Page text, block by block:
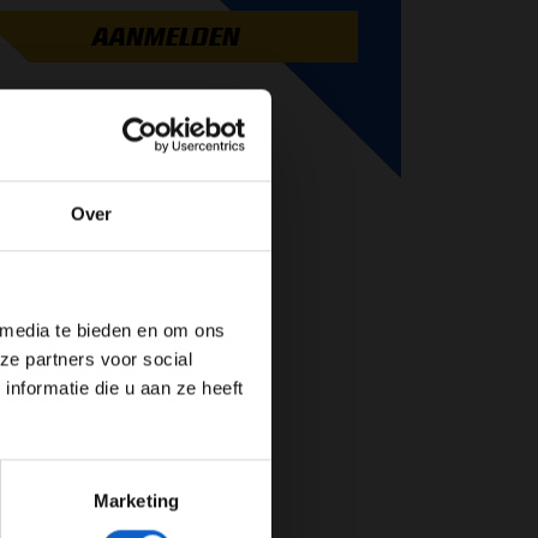
Over
te bieden en om ons
partners voor social
die u aan ze heeft
Marketing
AANMELDEN